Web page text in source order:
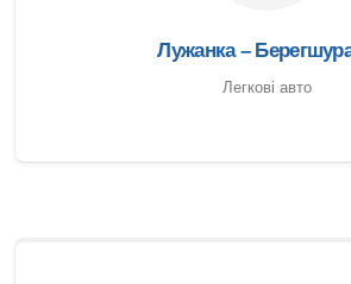
Лужанка –
Легкові авто